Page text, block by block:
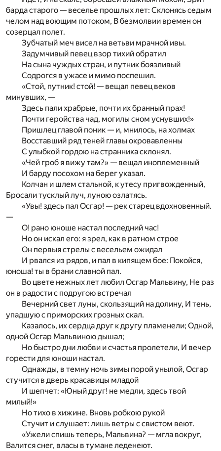
барда старого — веселье прошлых лет: Склонясь седым
челом над воющим потоком, В безмолвии времен он
созерцал полет.
Зубчатый меч висел на ветьви мрачной ивы.
Задумчивый певец взор тихий обратил
На сына чуждых стран, и путник боязливый
Содрогся в ужасе и мимо поспешил.
«Стой, путник! стой! — вещал певец веков
минувших, —
Здесь пали храбрые, почти их бранный прах!
Почти геройства чад, могилы сном уснувших!»
Пришлец главой поник — и, мнилось, на холмах
Восставший ряд теней главы окровавленны
С улыбкой гордою на странника склонял.
«Чей гроб я вижу там?» — вещал иноплеменный
И барду посохом на берег указал.
Колчан и шлем стальной, к утесу пригвожденный,
Бросали тусклый луч, луною озлатясь.
«Увы! здесь пал Осгар! — рек старец вдохновенный.
—
О! рано юноше настал последний час!
Но он искал его: я зрел, как в ратном строе
Он первыя стрелы с весельем ожидал
И рвался из рядов, и пал в кипящем бое: Покойся,
юноша! ты в брани славной пал.
Во цвете нежных лет любил Осгар Мальвину, Не раз
он в радости с подругою встречал
Вечерний свет луны, скользящий на долину, И тень,
упадшую с приморских грозных скал.
Казалось, их сердца друг к другу пламенели; Одной,
одной Осгар Мальвиною дышал;
Но быстро дни любви и счастья пролетели, И вечер
горести для юноши настал.
Однажды, в темну ночь зимы порой унылой, Осгар
стучится в дверь красавицы младой
И шепчет: «Юный друг! не медли, здесь твой
милый!»
Но тихо в хижине. Вновь робкою рукой
Стучит и слушает: лишь ветры с свистом веют.
«Ужели спишь теперь, Мальвина? — мгла вокруг,
Валится снег, власы в тумане леденеют.